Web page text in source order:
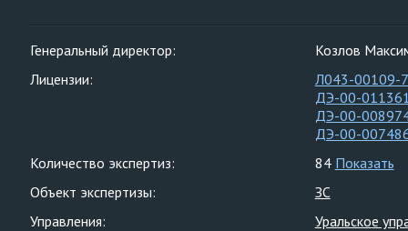
Генеральный директор:
Козлов
Лицензии:
Л043-00109-
ДЭ-00-
ДЭ-00-
ДЭ-00-
Количество экспертиз:
84 Показать
Объект экспертизы:
ЗС
Управления:
Уральское